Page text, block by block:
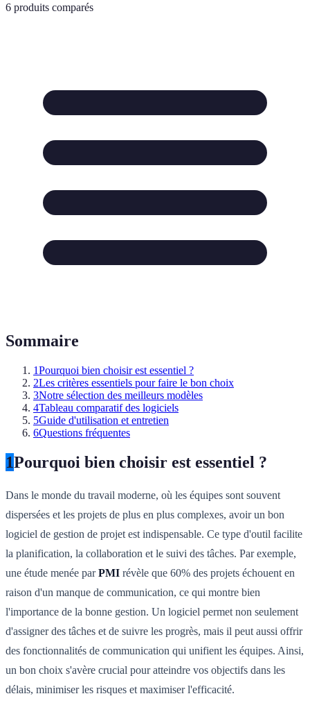
6 produits comparés
Sommaire
1Pourquoi bien choisir est essentiel ?
2Les critères essentiels pour faire le bon choix
3Notre sélection des meilleurs modèles
4Tableau comparatif des logiciels
5Guide d'utilisation et entretien
6Questions fréquentes
1Pourquoi bien choisir est essentiel ?
Dans le monde du travail moderne, où les équipes sont souvent
dispersées et les projets de plus en plus complexes, avoir un bon
logiciel de gestion de projet est indispensable. Ce type d'outil facilite
la planification, la collaboration et le suivi des tâches. Par exemple,
une étude menée parPMI révèle que 60% des projets échouent en
raison d'un manque de communication, ce qui montre bien
l'importance de la bonne gestion. Un logiciel permet non seulement
d'assigner des tâches et de suivre les progrès, mais il peut aussi offrir
des fonctionnalités de communication qui unifient les équipes. Ainsi,
un bon choix s'avère crucial pour atteindre vos objectifs dans les
délais, minimiser les risques et maximiser l'efficacité.